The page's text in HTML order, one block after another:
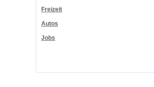
Freizeit
Autos
Jobs